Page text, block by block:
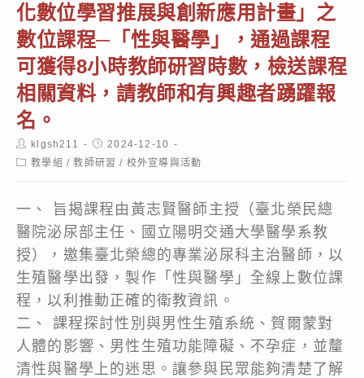
化數位學習推展與創新應用計畫」之
數位課程─「性與醫學」，通過課程
可獲得8小時教師研習時數，檢送課程
相關資料，請教師和有興趣者踴躍報
名。
Post
author:
klgsh211
Post
published:
2024-12-10
Post教學組 / 教師研習 / 校外宣導與活動
一、 旨揭課程由黃志賢醫師主授（臺北榮民總
醫院泌尿部主任、國立陽明交通大學醫學系教
授），邀集臺北榮總的專業泌尿科主治醫師，以
生殖醫學出發，製作「性與醫學」全線上數位課
程，以利推動正確的衛教資訊。
二、 課程探討性別與男性生殖系統、賀爾蒙對
人體的影響、男性生殖功能障礙、不孕症，並釐
清性與醫學上的迷思。讓參與民眾能夠清楚了解